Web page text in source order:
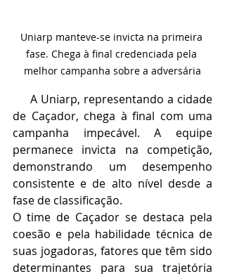
Uniarp manteve-se invicta na primeira
fase. Chega à final credenciada pela
melhor campanha sobre a adversária
de Caçador, chega à final com uma
campanha impecável. A equipe
permanece invicta na competição,
demonstrando um desempenho
consistente e de alto nível desde a
fase de classificação.
O time de Caçador se destaca pela
coesão e pela habilidade técnica de
suas jogadoras, fatores que têm sido
determinantes para sua trajetória